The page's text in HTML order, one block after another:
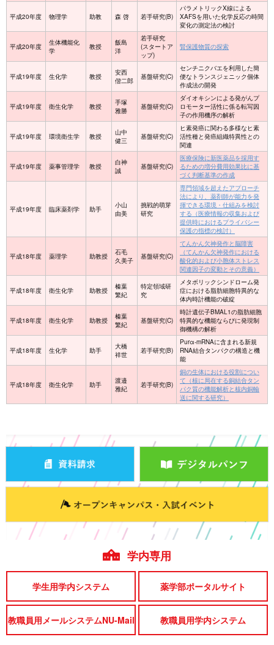
平成20年度 物理学 助教 森 啓 若手研究(B)
パラメトリックX線による
XAFSを用いた化学反応の時間
変化の測定法の検討
平成20年度
生体機能化
学
教授
飯島
洋
若手研究
(スタートア
ップ)
腎保護物質の探索
平成19年度 生化学 教授
安西
偕二郎
基盤研究(C)
センチニクバエを利用した簡
便なトランスジェニック個体
作成法の開発
平成19年度 衛生化学 教授
手塚
雅勝
基盤研究(C)
ダイオキシンによる発がんプ
ロモーター活性に係る転写因
子の作用機序の解析
平成19年度 環境衛生学 教授
山中
健三
基盤研究(C)
ヒ素発癌に関わる多様なヒ素
活性種と発癌組織特異性との
関連
平成19年度 薬事管理学 教授
白神
誠
基盤研究(C)
医療保険に新医薬品を採用す
るための増分費用効果比に基
づく判断基準の作成
平成19年度 臨床薬剤学 助手
小山
由美
挑戦的萌芽
研究
専門領域を超えたアプローチ
法により、薬剤師が能力を発
揮できる環境・仕組みを検討
する（医療情報の収集および
提供時におけるプライバシー
保護の指標の検討）
平成18年度 薬理学 助教授
石毛
久美子
基盤研究(C)
てんかん欠神発作と脳障害
（てんかん欠神発作における
酸化的および小胞体ストレス
関連因子の変動とその意義）
平成18年度 衛生化学 助教授
榛葉
繁紀
特定領域研
究
メタボリックシンドローム発
症における脂肪細胞特異的な
体内時計機能の破綻
平成18年度 衛生化学 助教授
榛葉
繁紀
基盤研究(C)
時計遺伝子BMAL1の脂肪細胞
特異的な機能ならびに発現制
御機構の解析
平成18年度 生化学 助手
大橋
祥世
若手研究(B)
Purα-mRNAに含まれる新規
RNA結合タンパクの構造と機
能
平成18年度 衛生化学 助手
渡邉
雅紀
若手研究(B)
銅の生体における役割につい
て（核に局在する銅結合タン
パク質の機能解析と核内銅輸
送に関する研究）
学内専用
学生用学内システム 薬学部ポータルサイト
教職員用メールシステムNU-Mail 教職員用学内システム